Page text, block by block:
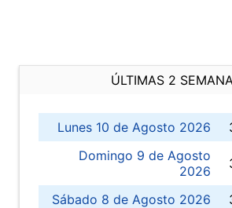
ÚLTIMAS 2
Lunes 10 de Agosto 2026
Domingo 9 de Agosto
2026
Sábado 8 de Agosto 2026